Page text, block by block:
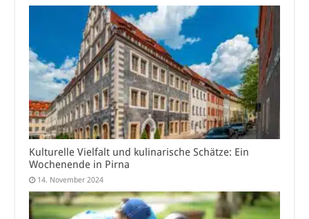
Kulturelle Vielfalt und kulinarische Schätze: Ein
Wochenende in Pirna
14. November 2024